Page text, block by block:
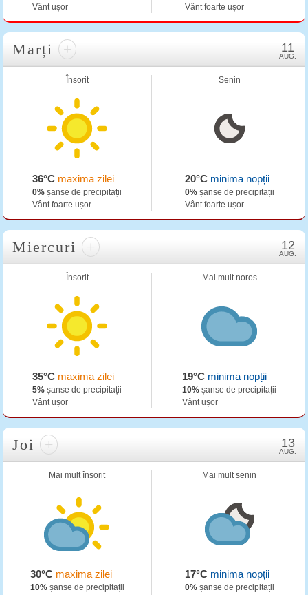
Vânt ușor
Vânt foarte ușor
Marți + 11
AUG.
Însorit
36°C maxima zilei
0% șanse de precipitații
Vânt foarte ușor
Senin
20°Cminima nopții
0%șanse de precipitații
Vânt foarte ușor
Miercuri + 12
AUG.
Însorit
35°C maxima zilei
5% șanse de precipitații
Vânt ușor
Mai mult noros
19°C minima nopții
10% șanse de precipitații
Vânt ușor
Joi + 13
AUG.
Mai mult însorit
30°Cmaxima zilei
10%șanse de precipitații
Mai mult senin
17°Cminima nopții
0%șanse de precipitații